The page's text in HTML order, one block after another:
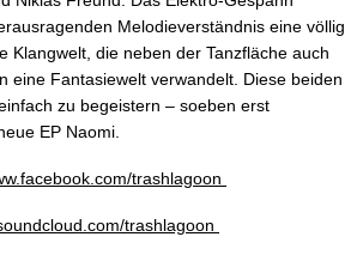
Melodieverständnis eine völlig
Klangwelt, die neben der Tanzfläche auch
eine Fantasiewelt verwandelt. Diese beiden
zu begeistern – soeben erst
EP Naomi.
trashlagoon
trashlagoon